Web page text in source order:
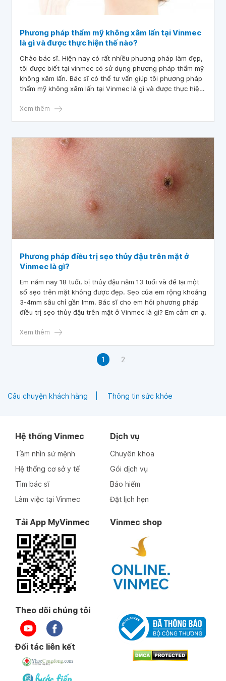
Phương pháp thẩm mỹ không xâm lấn tại Vinmec
là gì và được thực hiện thế nào?
Chào bác sĩ. Hiện nay có rất nhiều phương pháp làm đẹp,
tôi được biết tại vinmec có sử dụng phương pháp thẩm mỹ
không xâm lấn. Bác sĩ có thể tư vấn giúp tôi phương pháp
thẩm mỹ không xâm lấn tại Vinmec là gì và được thực hiện
Xem thêm
Phương pháp điều trị sẹo thủy đậu trên mặt ở
Vinmec là gì?
Em năm nay 18 tuổi, bị thủy đậu năm 13 tuổi và để lại một
số sẹo trên mặt không được đẹp. Sẹo của em rộng khoảng
3-4mm sâu chỉ gần lmm. Bác sĩ cho em hỏi phương pháp
điều trị sẹo thủy đậu trên mặt ở Vinmec là gì? Em cảm ơn ạ.
Xem thêm
1 2
Câu chuyện khách hàng Thông tin sức khỏe
Hệ thống Vinmec
Tầm nhìn sứ mệnh
Hệ thống cơ sở y tế
Tìm bác sĩ
Làm việc tại Vinmec
Dịch vụ
Chuyên khoa
Gói dịch vụ
Bảo hiểm
Đặt lịch hẹn
Tải App MyVinmec Vinmec shop
Theo dõi chúng tôi
Đối tác liên kết